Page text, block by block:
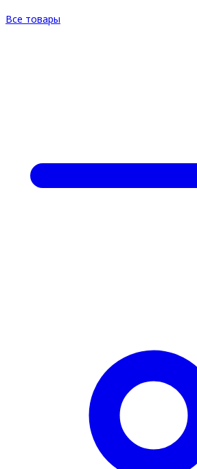
Все товары